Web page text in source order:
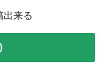
出来る